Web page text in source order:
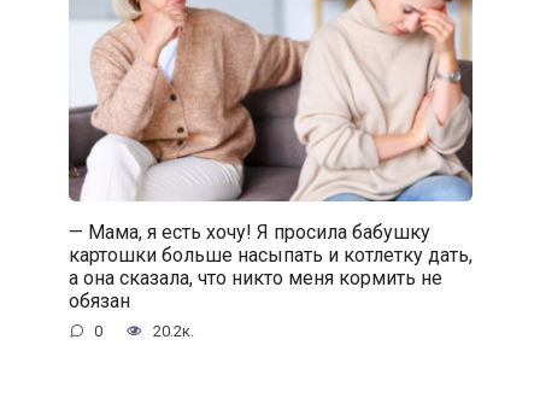
— Мама, я есть хочу! Я просила бабушку
картошки больше насыпать и котлетку дать,
а она сказала, что никто меня кормить не
обязан
0 20.2к.